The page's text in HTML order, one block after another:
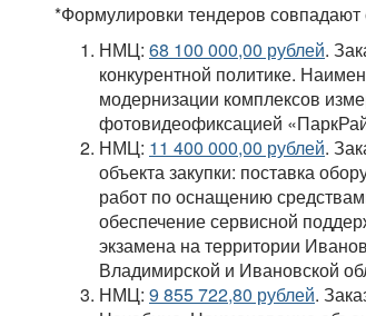
*Формулировки тендеров совпадают
НМЦ: 68 100 000,00 рублей.
конкурентной политике.
модернизации комплексов
фотовидеофиксацией
НМЦ: 11 400 000,00 рублей.
объекта закупки: поставка
работ по оснащению
обеспечение сервисной
экзамена на территории
Владимирской и Ивановской
НМЦ: 9 855 722,80 рублей.